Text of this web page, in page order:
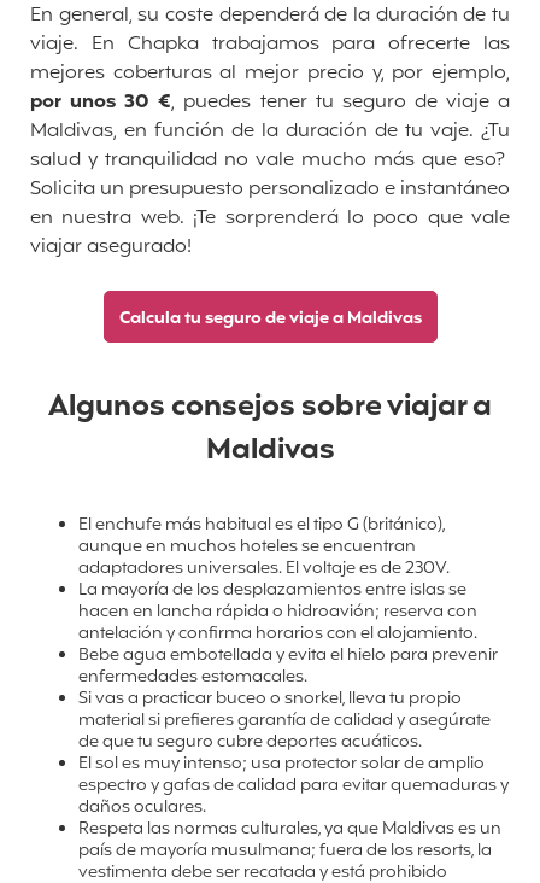
En general, su coste dependerá de la duración de tu
viaje. En Chapka trabajamos para ofrecerte las
mejores coberturas al mejor precio y, por ejemplo,
por unos 30 €, puedes tener tu seguro de viaje a
Maldivas, en función de la duración de tu vaje. ¿Tu
salud y tranquilidad no vale mucho más que eso?
Solicita un presupuesto personalizado e instantáneo
en nuestra web. ¡Te sorprenderá lo poco que vale
viajar asegurado!
Calcula tu seguro de viaje a Maldivas
Algunos consejos sobre viajar a
Maldivas
El enchufe más habitual es el tipo G (británico),
aunque en muchos hoteles se encuentran
adaptadores universales. El voltaje es de 230V.
La mayoría de los desplazamientos entre islas se
hacen en lancha rápida o hidroavión; reserva con
antelación y confirma horarios con el alojamiento.
Bebe agua embotellada y evita el hielo para prevenir
enfermedades estomacales.
Si vas a practicar buceo o snorkel, lleva tu propio
material si prefieres garantía de calidad y asegúrate
de que tu seguro cubre deportes acuáticos.
El sol es muy intenso; usa protector solar de amplio
espectro y gafas de calidad para evitar quemaduras y
daños oculares.
Respeta las normas culturales, ya que Maldivas es un
país de mayoría musulmana; fuera de los resorts, la
vestimenta debe ser recatada y está prohibido